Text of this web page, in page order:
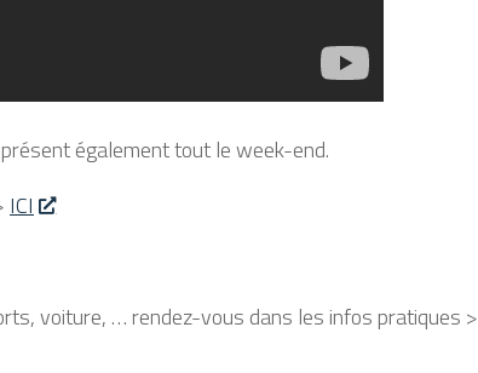
également tout le week-end.
ICI
voiture, … rendez-vous dans les infos pratiques >